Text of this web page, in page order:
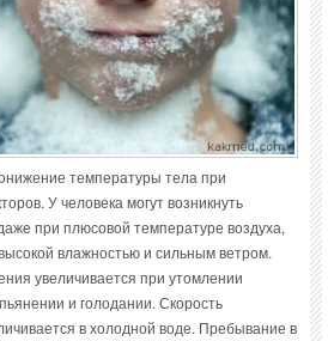
температуры тела при
У человека могут возникнуть
при плюсовой температуре воздуха,
влажностью и сильным ветром.
увеличивается при утомлении
и голодании. Скорость
в холодной воде. Пребывание в